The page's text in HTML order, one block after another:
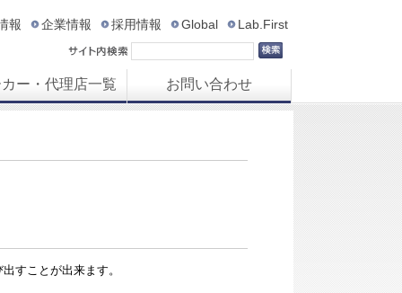
報 企業情報 採用情報 Global Lab.First
カー・代理店一覧 お問い合わせ
すことが出来ます。